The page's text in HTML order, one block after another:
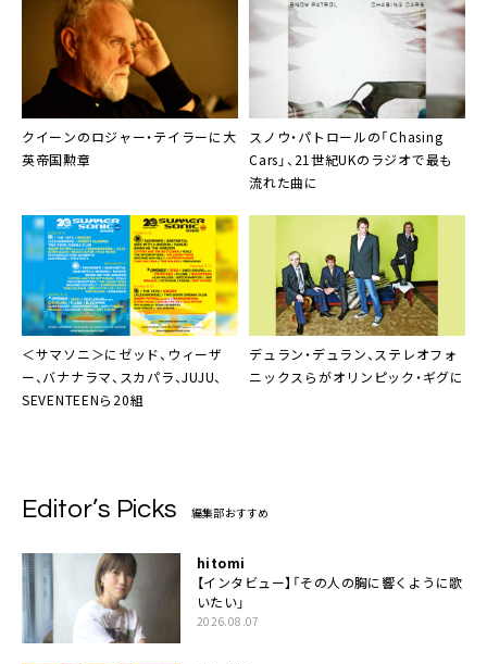
クイーンのロジャー・テイラーに大
英帝国勲章
スノウ・パトロールの「Chasing
Cars」、21世紀UKのラジオで最も
流れた曲に
＜サマソニ＞にゼッド、ウィーザ
ー、バナナラマ、スカパラ、JUJU、
SEVENTEENら20組
デュラン・デュラン、 ステレオフォ
ニックス らがオリンピック・ギグに
Editor’s Picks 編集部おすすめ
hitomi
【インタビュー】「その人の胸に響くように歌
いたい」
2026.08.07